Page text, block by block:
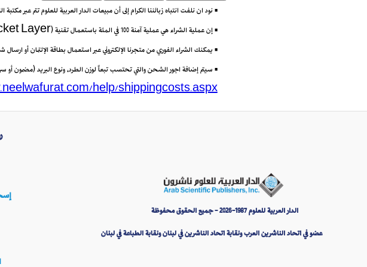
• نود ان نلفت انتباه زبائننا الكرام إلى أن مبيعات الدار العربية للعلوم تتم عبر
• إن عملية الشراء هي عملية آمنة 100 في المئة باستعمال تقنية (Secure Socket Layer) أو SSL التي تتيح إرسال البيانات مشفرة عبر الانترنت.
• يمكنك الشراء الفوري من متجرنا الإلكتروني عبر استعمال بطاقة الإئتمان أو
• سيتم إضافة اجور الشحن والتي تحتسب تبعاً لوزن الطرد، ونوع البريد (مضمون أو
help/shippingcosts.aspx
الدار العربية للعلوم 1987-2026 - جميع الحقوق محفوظة
عضو في اتحاد الناشرين العرب ونقابة اتحاد الناشرين في لبنان ونقابة الطباعة في لبنان